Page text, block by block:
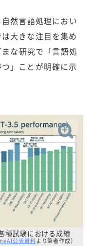
然言語処理におい
大きな注目を集め
な研究で「言語処
」ことが明確に示
種試験における成績
公表資料より筆者作成）